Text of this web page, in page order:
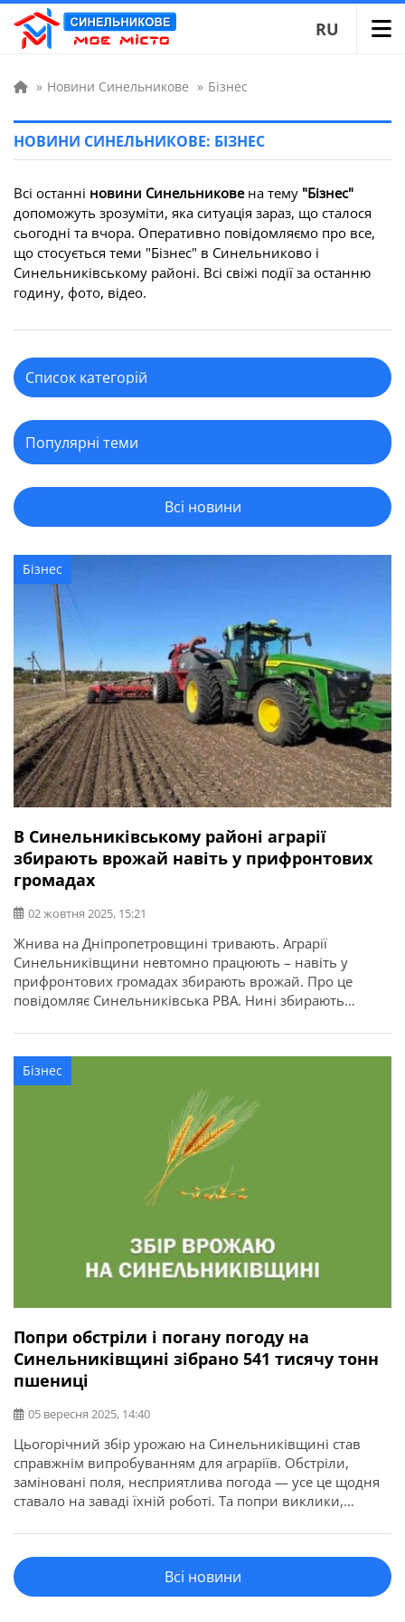
RU
» Новини Синельникове » Бізнес
НОВИНИ СИНЕЛЬНИКОВЕ: БІЗНЕС
Всі останні новини Синельниковена тему "Бізнес"
допоможуть зрозуміти, яка ситуація зараз, що сталося
сьогодні та вчора. Оперативно повідомляємо про все,
що стосується теми "Бізнес" в Синельниково і
Синельниківському районі. Всі свіжі події за останню
годину, фото, відео.
Всі новини
Бізнес
В Синельниківському районі аграрії
збирають врожай навіть у прифронтових
громадах
02 жовтня 2025, 15:21
Жнива на Дніпропетровщині тривають. Аграрії
Синельниківщини невтомно працюють – навіть у
прифронтових громадах збирають врожай. Про це
повідомляє Синельниківська РВА. Нині збирають
тож сіють озимину. Вже четвертий рік повномасштабної
війни вони забезпечують продовольчу безпеку —
незважаючи на труднощі наполегливо виконують свою
важку, але надзвичайно важливу роботу.
Бізнес
Попри обстріли і погану погоду на
Синельниківщині зібрано 541 тисячу тонн
пшениці
05 вересня 2025, 14:40
Цьогорічний збір урожаю на Синельниківщині став
справжнім випробуванням для аграріїв. Обстріли,
заміновані поля, несприятлива погода — усе це щодня
ставало на заваді їхній роботі. Та попри виклики,
повідомляє Синельниківська РВА. Станом на 21 серпня,
було намолочено 541 тисячу тонн озимої пшениці,
понад 30 тисяч тонн озимого […]
Всі новини